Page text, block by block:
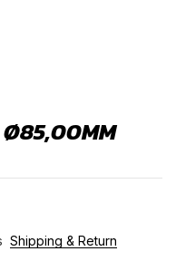
Ø85,00MM
Shipping & Return